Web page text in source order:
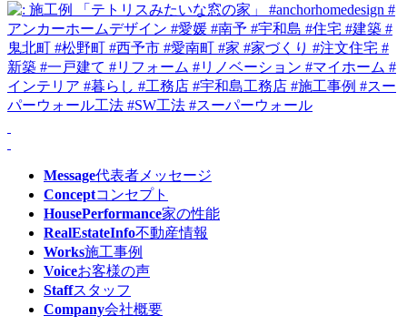
Message代表者メッセージ
Conceptコンセプト
HousePerformance家の性能
RealEstateInfo不動産情報
Works施工事例
Voiceお客様の声
Staffスタッフ
Company会社概要